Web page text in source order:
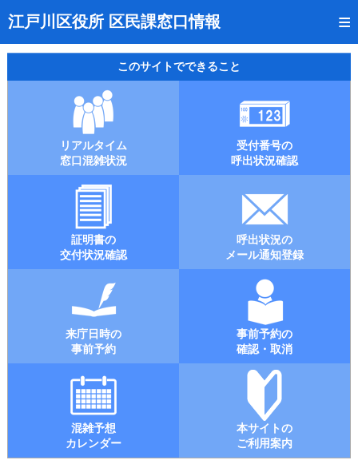
江戸川区役所 区民課窓口情報
トップページ
リアルタイム窓口混雑状況
受付番号の呼出状況確認
証明書の交付状況確認
呼出状況のメール通知登録
来庁日時の事前予約
事前予約の確認・取消
混雑予想カレンダー
本サイトのご利用案内
このサイトでできること
リアルタイム
窓口混雑状況
受付番号の
呼出状況確認
証明書の
交付状況確認
呼出状況の
メール通知登録
来庁日時の
事前予約
事前予約の
確認・取消
混雑予想
カレンダー
本サイトの
ご利用案内